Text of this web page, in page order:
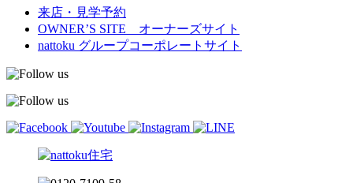
来店・見学予約
OWNER’S SITE オーナーズサイト
nattoku グループコーポレートサイト